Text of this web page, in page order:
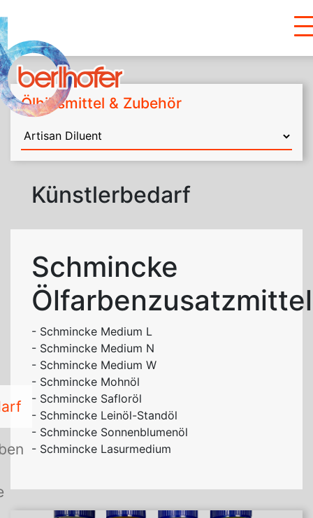
Ölhilfsmittel & Zubehör
Künstlerbedarf
Schmincke
- Schmincke Medium L
- Schmincke Medium N
- Schmincke Medium W
- Schmincke Mohnöl
- Schmincke Safloröl
- Schmincke Leinöl-Standöl
- Schmincke Sonnenblumenöl
- Schmincke Lasurmedium